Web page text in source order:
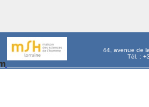
44, avenue de
Tél. :